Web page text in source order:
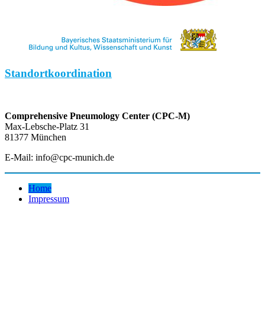
Standortkoordination
Comprehensive Pneumology Center (CPC-M)
Max-Lebsche-Platz 31
81377 München
E-Mail: info@cpc-munich.de
Home
Impressum